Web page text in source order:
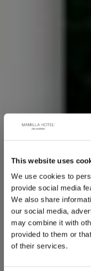
This website uses
We use cookies to
provide social media
We also share
our social media,
may combine it with
provided to them or
of their services.